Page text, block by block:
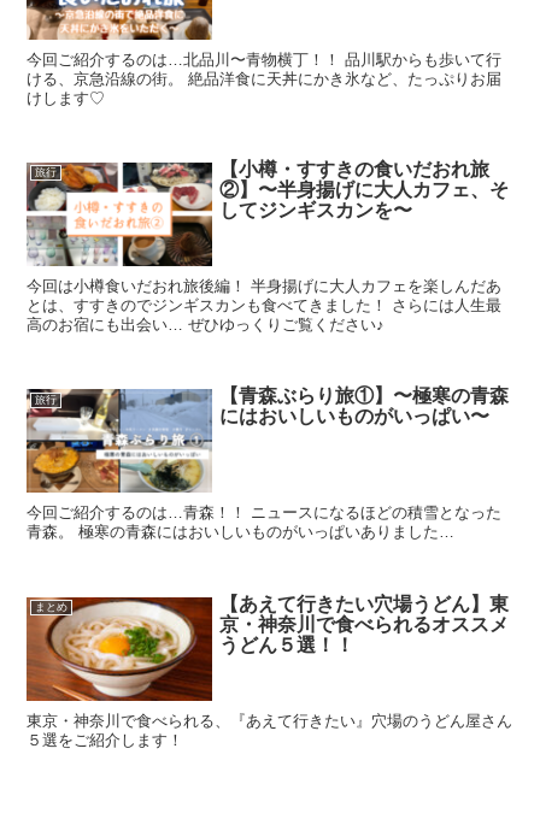
今回ご紹介するのは…北品川〜青物横丁！！ 品川駅からも歩いて行
ける、京急沿線の街。 絶品洋食に天丼にかき氷など、たっぷりお届
けします♡
旅行
【小樽・すすきの食いだおれ旅
②】〜半身揚げに大人カフェ、そ
してジンギスカンを〜
今回は小樽食いだおれ旅後編！ 半身揚げに大人カフェを楽しんだあ
とは、すすきのでジンギスカンも食べてきました！ さらには人生最
高のお宿にも出会い… ぜひゆっくりご覧ください♪
旅行
【青森ぶらり旅①】〜極寒の青森
にはおいしいものがいっぱい〜
今回ご紹介するのは…青森！！ ニュースになるほどの積雪となった
青森。 極寒の青森にはおいしいものがいっぱいありました…
まとめ
【あえて行きたい穴場うどん】東
京・神奈川で食べられるオススメ
うどん５選！！
東京・神奈川で食べられる、『あえて行きたい』穴場のうどん屋さん
５選をご紹介します！